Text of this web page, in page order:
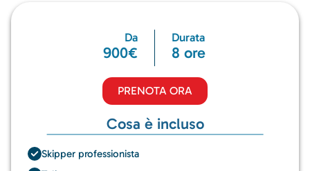
Da
900€
Durata
8 ore
PRENOTA ORA
Cosa è incluso
Skipper professionista